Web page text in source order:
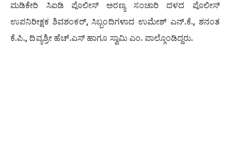
ಮಡಿಕೇರಿ ಸಿಐಡಿ ಪೊಲೀಸ್ ಅರಣ್ಯ ಸಂಚಾರಿ ದಳದ ಪೊಲೀಸ್
ಉಪನಿರೀಕ್ಷಕ ಶಿವಶಂಕರ್, ಸಿಬ್ಬಂದಿಗಳಾದ ಉಮೇಶ್ ಎನ್.ಕೆ., ಶನಂತ
ಕೆ.ಪಿ., ದಿವ್ಯಶ್ರೀ ಹೆಚ್.ಎಸ್ ಹಾಗೂ ಸ್ವಾಮಿ ಎಂ. ಪಾಲ್ಗೊಂಡಿದ್ದರು.